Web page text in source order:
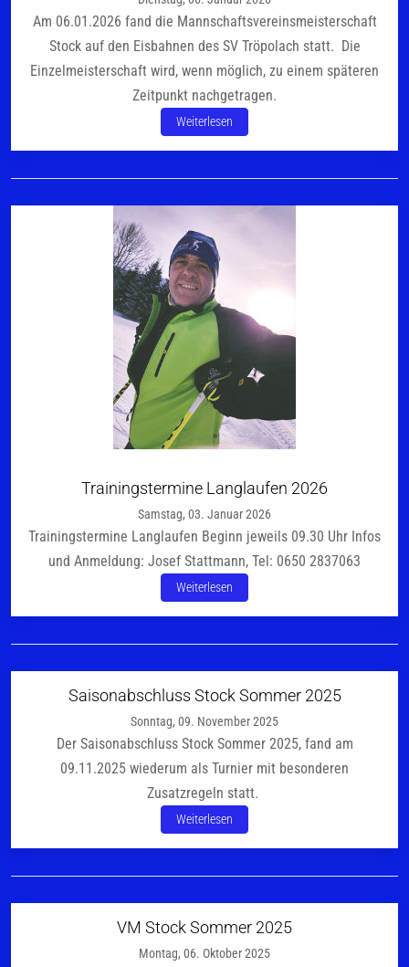
Am 06.01.2026 fand die Mannschaftsvereinsmeisterschaft
Stock auf den Eisbahnen des SV Tröpolach statt. Die
Einzelmeisterschaft wird, wenn möglich, zu einem späteren
Zeitpunkt nachgetragen.
Weiterlesen
Trainingstermine Langlaufen 2026
Samstag, 03. Januar 2026
Trainingstermine Langlaufen Beginn jeweils 09.30 Uhr Infos
und Anmeldung: Josef Stattmann, Tel: 0650 2837063
Weiterlesen
Saisonabschluss Stock Sommer 2025
Sonntag, 09. November 2025
Der Saisonabschluss Stock Sommer 2025, fand am
09.11.2025 wiederum als Turnier mit besonderen
Zusatzregeln statt.
Weiterlesen
VM Stock Sommer 2025
Montag, 06. Oktober 2025